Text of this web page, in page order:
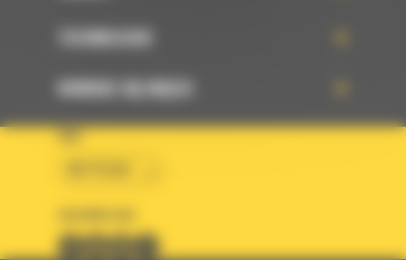
TECHNOLOGIE
DOWIEDZ SIĘ WIĘCEJ
KRAJ